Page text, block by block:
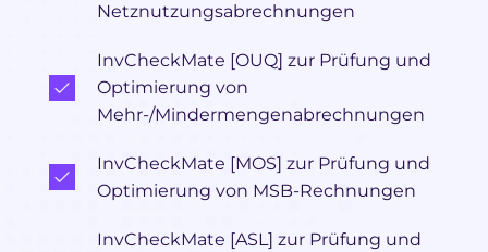
Netznutzungsabrechnungen
InvCheckMate [OUQ] zur Prüfung und
Optimierung von
Mehr-/Mindermengenabrechnungen
InvCheckMate [MOS] zur Prüfung und
Optimierung von MSB-Rechnungen
InvCheckMate [ASL] zur Prüfung und